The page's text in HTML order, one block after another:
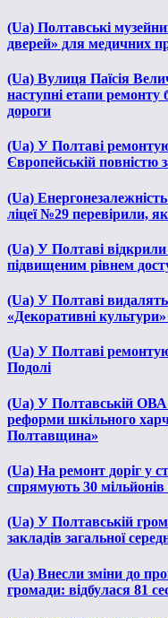
(Ua) Полтавські
дверей» для медичних
(Ua) Вулиця Паїсія
наступні етапи ремонту
дороги
(Ua) У Полтаві
Європейській повністю
(Ua)
ліцеї №29 перевірили,
(Ua) У Полтаві
підвищеним рівнем
(Ua) У Полтаві
«Декоративні
(Ua) У Полтаві
Подолі
(Ua) У Полтавській
реформи шкільного
Полтавщина»
(Ua) На ремонт доріг у
спрямують 30 мільйонів
(Ua) У Полтавській
закладів загальної
(Ua) Внесли зміни до
громади: відбулася 81